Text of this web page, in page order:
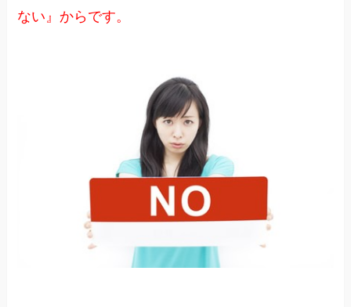
ない』からです。